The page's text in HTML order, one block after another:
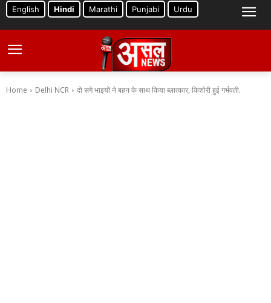
English Hindi Marathi Punjabi Urdu
Home Delhi NCR दो सगे भाइयों ने बहन के साथ किया ब्लात्कार, किशोरी हुई गर्भवती.